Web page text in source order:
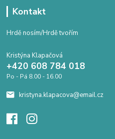
Kontakt
Hrdě nosím/Hrdě tvořím
Kristýna Klapačová
+420 608 784 018
Po - Pá 8.00 - 16.00
kristyna.klapacova@email.cz